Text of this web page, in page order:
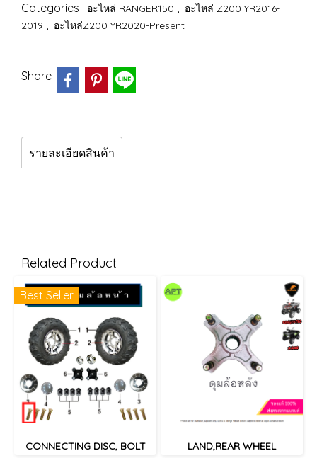
Categories : อะไหล่ RANGER150 , อะไหล่ Z200 YR2016-
2019 , อะไหล่Z200 YR2020-Present
Share
รายละเอียดสินค้า
Related Product
Best Seller
CONNECTING DISC, BOLT LAND,REAR WHEEL